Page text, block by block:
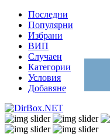
Последни
Популярни
Избрани
ВИП
Случаен
Категории
Условия
Добавяне